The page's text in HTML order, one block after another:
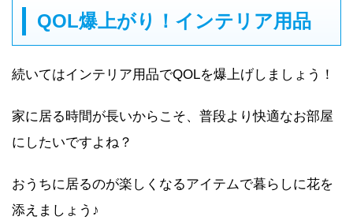
QOL爆上がり！インテリア用品
続いてはインテリア用品でQOLを爆上げしましょう！
家に居る時間が長いからこそ、普段より快適なお部屋
にしたいですよね？
おうちに居るのが楽しくなるアイテムで暮らしに花を
添えましょう♪